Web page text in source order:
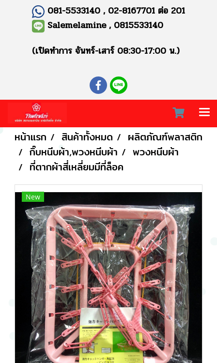
081-5533140 , 02-8167701 ต่อ 201
Salemelamine , 0815533140
(เปิดทำการ จันทร์-เสาร์ 08:30-17:00 น.)
หน้าแรก สินค้าทั้งหมด
ผลิตภัณฑ์พลาสติก
กิ๊บหนีบผ้า,พวงหนีบผ้า
พวงหนีบผ้า
ที่ตากผ้าสี่เหลี่ยมมีที่ล็อค
New